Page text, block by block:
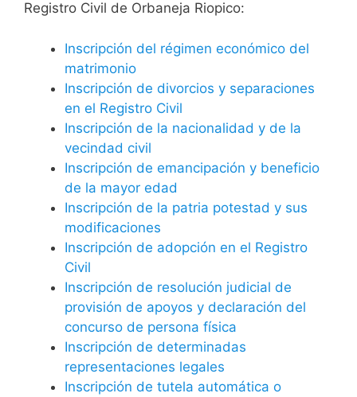
Registro Civil de Orbaneja Riopico:
Inscripción del régimen económico del
matrimonio
Inscripción de divorcios y separaciones
en el Registro Civil
Inscripción de la nacionalidad y de la
vecindad civil
Inscripción de emancipación y beneficio
de la mayor edad
Inscripción de la patria potestad y sus
modificaciones
Inscripción de adopción en el Registro
Civil
Inscripción de resolución judicial de
provisión de apoyos y declaración del
concurso de persona física
Inscripción de determinadas
representaciones legales
Inscripción de tutela automática o